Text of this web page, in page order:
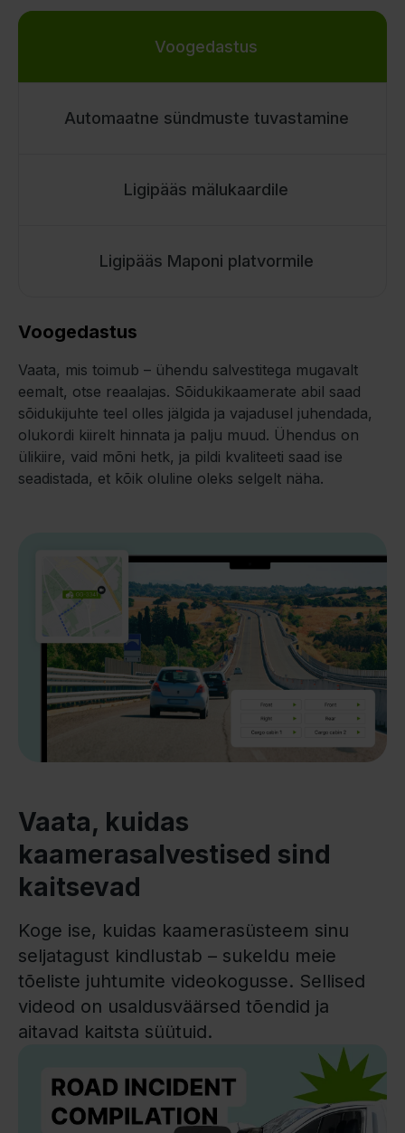
Voogedastus
Automaatne sündmuste tuvastamine
Ligipääs mälukaardile
Ligipääs Maponi platvormile
Voogedastus
Vaata, mis toimub – ühendu salvestitega mugavalt
eemalt, otse reaalajas. Sõidukikaamerate abil saad
sõidukijuhte teel olles jälgida ja vajadusel juhendada,
olukordi kiirelt hinnata ja palju muud. Ühendus on
ülikiire, vaid mõni hetk, ja pildi kvaliteeti saad ise
seadistada, et kõik oluline oleks selgelt näha.
Vaata, kuidas
kaamerasalvestised sind
kaitsevad
Koge ise, kuidas kaamerasüsteem sinu
seljatagust kindlustab – sukeldu meie
tõeliste juhtumite videokogusse. Sellised
videod on usaldusväärsed tõendid ja
aitavad kaitsta süütuid.